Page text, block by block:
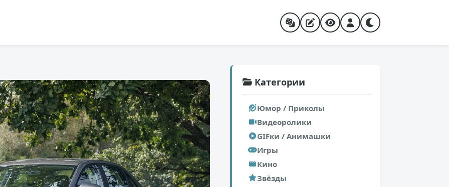
Категории
Юмор / Приколы
Видеоролики
GIFки / Анимашки
Игры
Кино
Звёзды